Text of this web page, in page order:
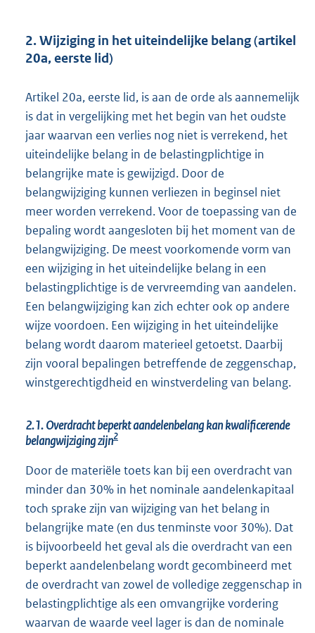
2. Wijziging in het uiteindelijke belang (artikel
20a, eerste lid)
Artikel 20a, eerste lid, is aan de orde als aannemelijk
is dat in vergelijking met het begin van het oudste
jaar waarvan een verlies nog niet is verrekend, het
uiteindelijke belang in de belastingplichtige in
belangrijke mate is gewijzigd. Door de
belangwijziging kunnen verliezen in beginsel niet
meer worden verrekend. Voor de toepassing van de
bepaling wordt aangesloten bij het moment van de
belangwijziging. De meest voorkomende vorm van
een wijziging in het uiteindelijke belang in een
belastingplichtige is de vervreemding van aandelen.
Een belangwijziging kan zich echter ook op andere
wijze voordoen. Een wijziging in het uiteindelijke
belang wordt daarom materieel getoetst. Daarbij
zijn vooral bepalingen betreffende de zeggenschap,
winstgerechtigdheid en winstverdeling van belang.
2.1. Overdracht beperkt aandelenbelang kan kwalificerende
belangwijziging zijn2
Door de materiële toets kan bij een overdracht van
minder dan 30% in het nominale aandelenkapitaal
toch sprake zijn van wijziging van het belang in
belangrijke mate (en dus tenminste voor 30%). Dat
is bijvoorbeeld het geval als die overdracht van een
beperkt aandelenbelang wordt gecombineerd met
de overdracht van zowel de volledige zeggenschap in
belastingplichtige als een omvangrijke vordering
waarvan de waarde veel lager is dan de nominale